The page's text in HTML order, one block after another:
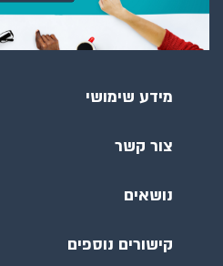
מידע שימושי
צור קשר
נושאים
קישורים נוספים